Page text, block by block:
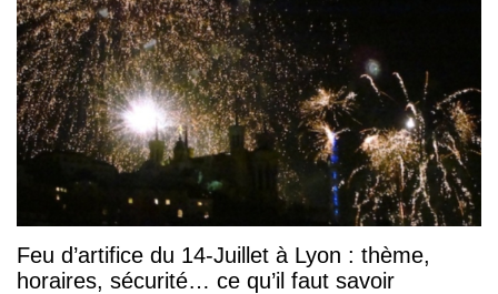
Feu d’artifice du 14-Juillet à Lyon : thème,
horaires, sécurité… ce qu’il faut savoir